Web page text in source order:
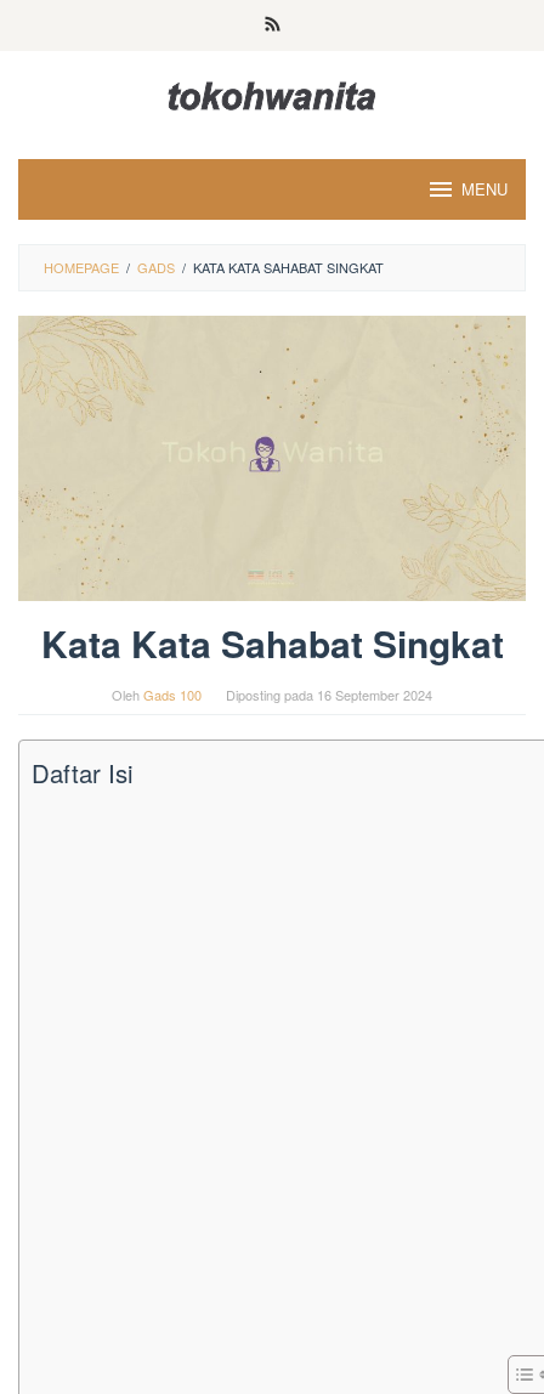
MENU
HOMEPAGE / GADS / KATA KATA SAHABAT SINGKAT
Kata Kata Sahabat Singkat
OlehGads 100 Diposting pada 16 September 2024
Daftar Isi